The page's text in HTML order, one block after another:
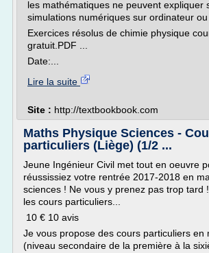
les mathématiques ne peuvent expliquer
simulations numériques sur ordinateur ou
Exercices résolus de chimie physique
gratuit.PDF ...
Date:...
Lire la suite
Site : http://textbookbook.com
Maths Physique Sciences -
particuliers (Liège) (1/2 ...
Jeune Ingénieur Civil met tout en oeuvre
réussissiez votre rentrée 2017-2018 en
sciences ! Ne vous y prenez pas trop tard
les cours particuliers...
10 € 10 avis
Je vous propose des cours particuliers en
(niveau secondaire de la première à la